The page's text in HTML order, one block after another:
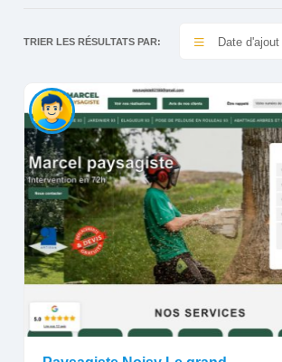
TRIER LES RÉSULTATS PAR: Date d'ajout